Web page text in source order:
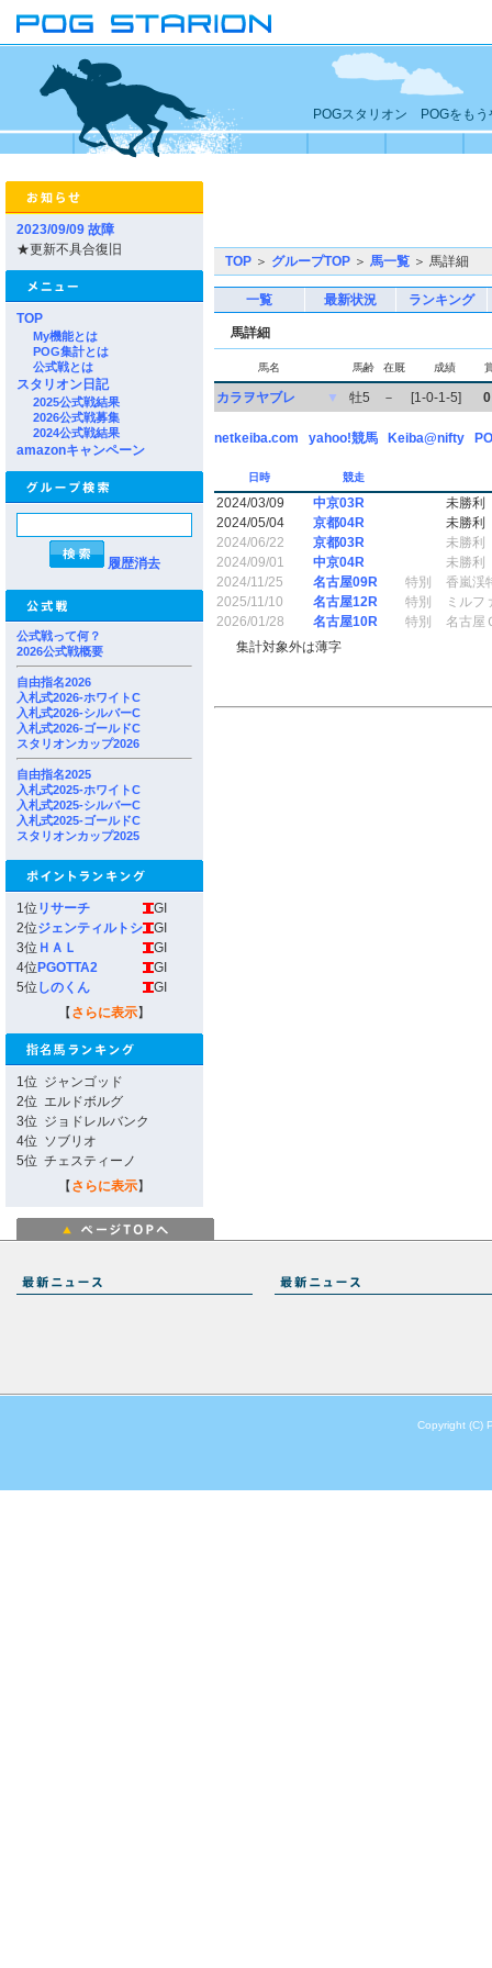
POGスタリオン POGをもう
2023/09/09 故障
★更新不具合復旧
TOP
My機能とは
POG集計とは
公式戦とは
スタリオン日記
2025公式戦結果
2026公式戦募集
2024公式戦結果
amazonキャンペーン
履歴消去
公式戦って何？
2026公式戦概要
自由指名2026
入札式2026-ホワイトC
入札式2026-シルバーC
入札式2026-ゴールドC
スタリオンカップ2026
自由指名2025
入札式2025-ホワイトC
入札式2025-シルバーC
入札式2025-ゴールドC
スタリオンカップ2025
1位 リサーチ
GI
2位ジェンティルトシ
GI
3位 ＨＡＬ
GI
4位 PGOTTA2
GI
5位 しのくん
GI
【 さらに表示】
1位 ジャンゴッド
2位 エルドボルグ
3位 ジョドレルバンク
4位 ソブリオ
5位 チェスティーノ
【 さらに表示】
TOP ＞ グループTOP ＞ 馬一覧 ＞ 馬詳細
一覧 最新状況 ランキング
馬詳細
馬名 馬齢 在厩 成績
カラヲヤブレ ▼ 牡5 － [1-0-1-5] 0
netkeiba.com yahoo!競馬 Keiba@nifty
日時 競走
2024/03/09 中京03R
未勝利
2024/05/04
京都04R
未勝利
2024/06/22
京都03R
未勝利
2024/09/01
中京04R
未勝利
2024/11/25
名古屋09R 特別
香嵐
2025/11/10
名古屋12R 特別
ミル
2026/01/28
名古屋10R 特別
名古屋
集計対象外は薄字
Copyright (C)